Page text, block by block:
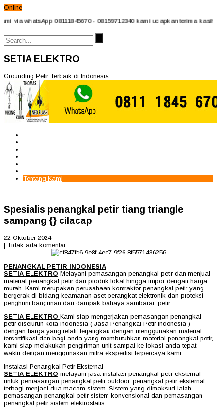
Online
whatsApp 08111845670 - 08159712340 kami ucapkan terima kasih
SETIA ELEKTRO
Grounding Petir Terbaik di Indonesia
Tentang Kami
Spesialis penangkal petir tiang triangle
sampang {} cilacap
22 Oktober 2024
| Tidak ada komentar
PENANGKAL PETIR INDONESIA
SETIA ELEKTRO Melayani pemasangan penangkal petir dan menjual
material penangkal petir dari produk lokal hingga impor dengan harga
murah. Kami merupakan perusahaan kontraktor penangkal petir yang
bergerak di bidang keamanan aset perangkat elektronik dan proteksi
penghuni bangunan dari dampak bahaya sambaran petir.
SETIA ELEKTRO Kami siap mengerjakan pemasangan penangkal
petir diseluruh kota Indonesia ( Jasa Penangkal Petir Indonesia )
dengan harga yang relatif terjangkau dengan menggunakan material
tersertifikasi dan bagi anda yang membutuhkan material penangkal petir,
kami siap melakukan pengiriman unit sampai ke lokasi anda tepat
waktu dengan menggunakan mitra ekspedisi terpercaya kami.
Instalasi Penangkal Petir Eksternal
SETIA ELEKTRO melayani jasa instalasi penangkal petir eksternal
untuk pemasangan penangkal petir outdoor, penangkal petir eksternal
terbagi menjadi dua macam sistem. Sistem yang dimaksud ialah
pemasangan penangkal petir sistem konvensional dan pemasangan
penangkal petir sistem elektrostatis.